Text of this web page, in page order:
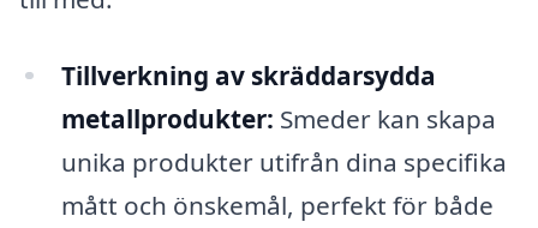
Tillverkning av skräddarsydda
metallprodukter: Smeder kan skapa
unika produkter utifrån dina specifika
mått och önskemål, perfekt för både